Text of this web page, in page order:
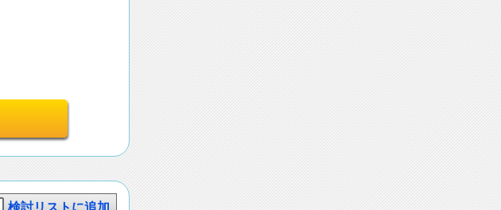
検討リストに追加